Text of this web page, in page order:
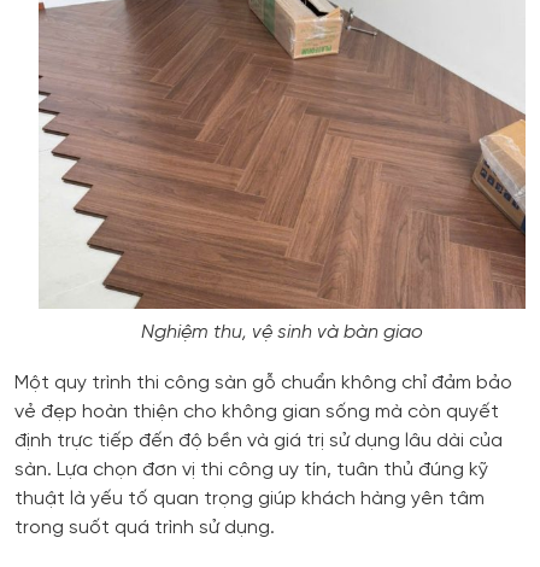
Nghiệm thu, vệ sinh và bàn giao
Một quy trình thi công sàn gỗ chuẩn không chỉ đảm bảo
vẻ đẹp hoàn thiện cho không gian sống mà còn quyết
định trực tiếp đến độ bền và giá trị sử dụng lâu dài của
sàn. Lựa chọn đơn vị thi công uy tín, tuân thủ đúng kỹ
thuật là yếu tố quan trọng giúp khách hàng yên tâm
trong suốt quá trình sử dụng.